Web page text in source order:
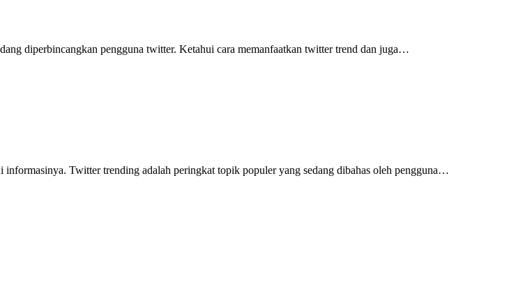
diperbincangkan pengguna twitter. Ketahui cara memanfaatkan twitter trend dan juga…
Twitter trending adalah peringkat topik populer yang sedang dibahas oleh pengguna…